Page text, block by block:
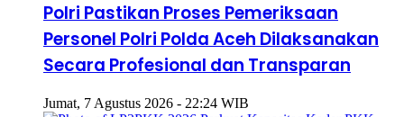
Polri Pastikan Proses Pemeriksaan
Personel Polri Polda Aceh Dilaksanakan
Secara Profesional dan Transparan
Jumat, 7 Agustus 2026 - 22:24 WIB